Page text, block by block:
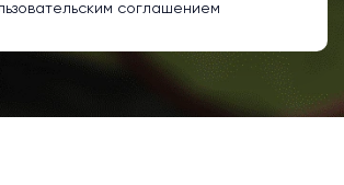
соглашением